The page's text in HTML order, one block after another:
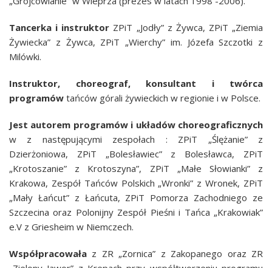
Tancerka i instruktor ZPiT „Jodły” z Żywca, ZPiT „Ziemia
Żywiecka” z Żywca, ZPiT „Wierchy” im. Józefa Szczotki z
Milówki.
Instruktor, choreograf, konsultant i twórca
programów tańców górali żywieckich w regionie i w Polsce.
Jest autorem programów i układów choreograficznych
w z następującymi zespołach : ZPiT „Ślężanie” z
Dzierżoniowa, ZPiT „Bolesławiec” z Bolesławca, ZPiT
„Krotoszanie” z Krotoszyna”, ZPiT „Małe Słowianki” z
Krakowa, Zespół Tańców Polskich „Wronki” z Wronek, ZPiT
„Mały Łańcut” z Łańcuta, ZPiT Pomorza Zachodniego ze
Szczecina oraz Polonijny Zespół Pieśni i Tańca „Krakowiak”
e.V z Griesheim w Niemczech.
Współpracowała z ZR „Zornica” z Zakopanego oraz ZR